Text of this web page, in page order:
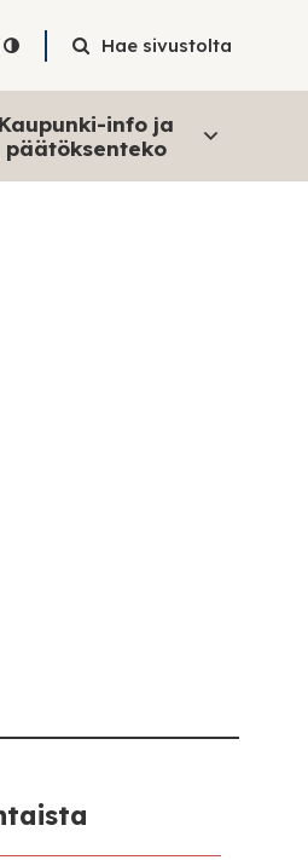
Hae sivustolta
Kaupunki-info ja
päätöksenteko